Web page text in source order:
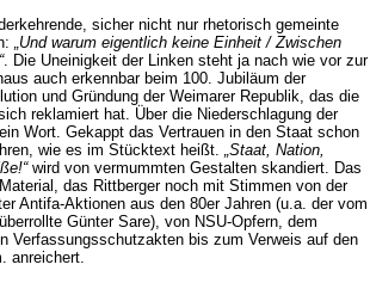
sicher nicht nur rhetorisch gemeinte
„Und warum eigentlich keine Einheit / Zwischen
. Die Uneinigkeit der Linken steht ja nach wie vor zur
auch erkennbar beim 100. Jubiläum der
und Gründung der Weimarer Republik, das die
reklamiert hat. Über die Niederschlagung der
Wort. Gekappt das Vertrauen in den Staat schon
wie es im Stücktext heißt. „Staat, Nation,
wird von vermummten Gestalten skandiert. Das
das Rittberger noch mit Stimmen von der
Antifa-Aktionen aus den 80er Jahren (u.a. der vom
Günter Sare), von NSU-Opfern, dem
Verfassungsschutzakten bis zum Verweis auf den
anreichert.